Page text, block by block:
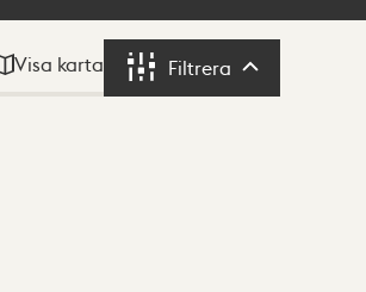
Visa karta Filtrera Filtrera